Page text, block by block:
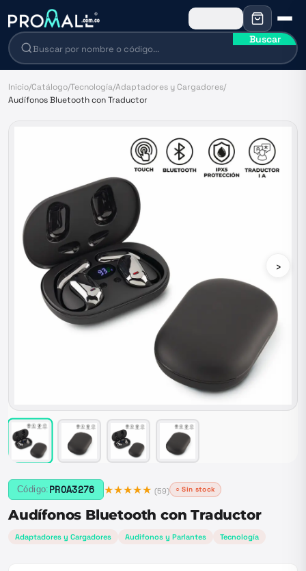
Buscar
Inicio/Catálogo/Tecnología/Adaptadores y Cargadores/
Audífonos Bluetooth con Traductor
›
Código: PROA3276 ★★★★★ (59) ○ Sin stock
Audífonos Bluetooth con Traductor
Adaptadores y Cargadores Audifonos y Parlantes Tecnología